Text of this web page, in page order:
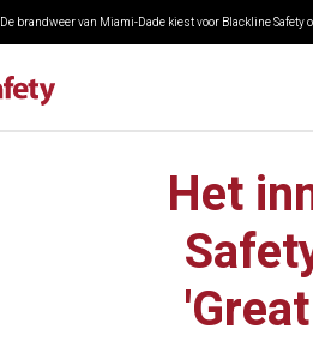
De brandweer van Miami-Dade kiest voor Blackline Safety
Het